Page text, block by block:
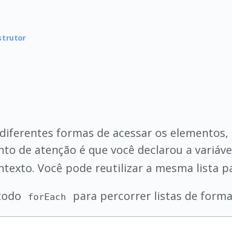
formas de acessar os
de atenção é que você declarou a
Você pode reutilizar a mesma lista
forEach para percorrer listas de